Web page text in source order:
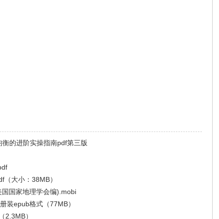
的进阶实操指南pdf第三版
大小：38MB）
国家地理学会编).mobi
装epub格式（77MB）
2.3MB）